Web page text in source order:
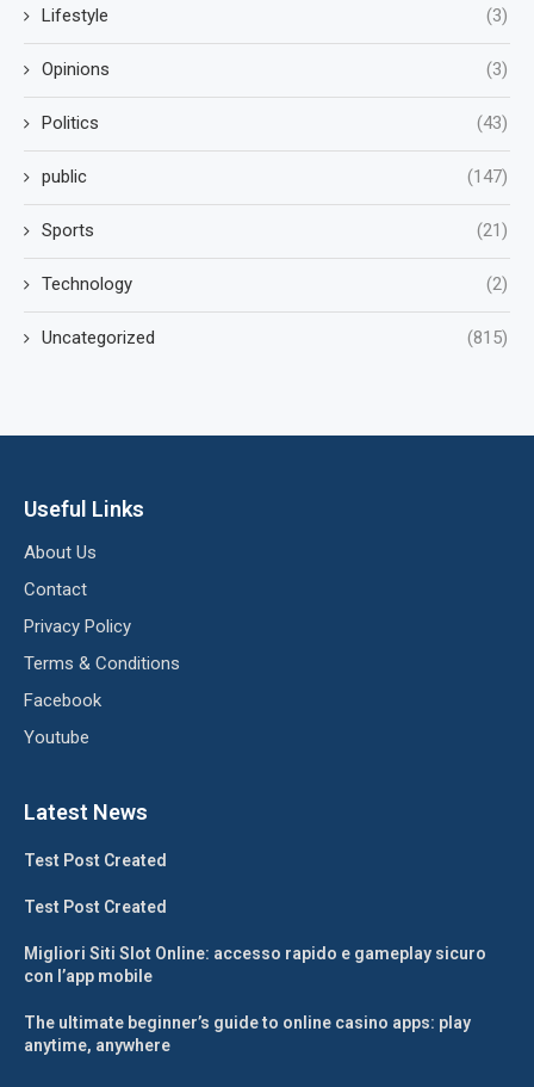
Lifestyle (3)
Opinions (3)
Politics (43)
public (147)
Sports (21)
Technology (2)
Uncategorized (815)
Useful Links
About Us
Contact
Privacy Policy
Terms & Conditions
Facebook
Youtube
Latest News
Test Post Created
Test Post Created
Migliori Siti Slot Online: accesso rapido e gameplay sicuro
con l’app mobile
The ultimate beginner’s guide to online casino apps: play
anytime, anywhere